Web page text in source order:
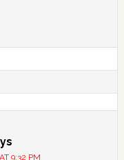
9:32 PM